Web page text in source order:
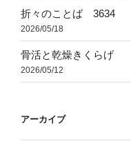
折々のことば 3634
2026/05/18
骨活と乾燥きくらげ
2026/05/12
アーカイブ